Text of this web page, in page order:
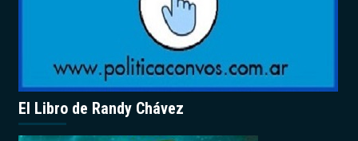
El Libro de Randy Chávez